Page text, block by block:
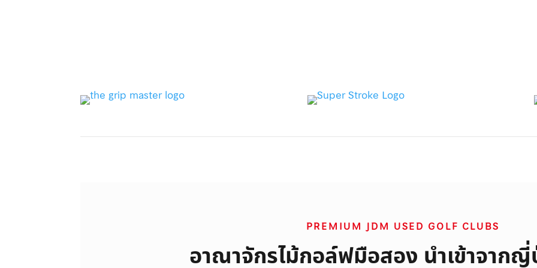
PREMIUM JDM USED GOLF CLUBS
อาณาจักรไม้กอล์ฟมือสอง นำเข้าจาก